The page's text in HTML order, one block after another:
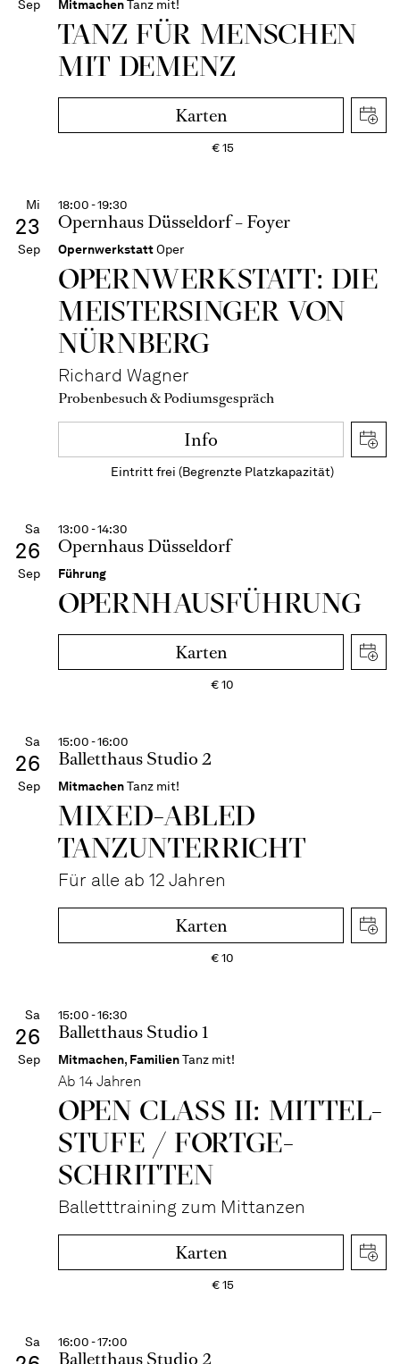
Sep MitmachenTanz mit!
TANZ FÜR MENSCHEN
MIT DEMENZ
Karten
€15
Mi
23
Sep
18:00 - 19:30
Opernhaus Düsseldorf – Foyer
OpernwerkstattOper
OPERN­WERKSTATT: DIE
MEISTER­SINGER VON
NÜRNBERG
Richard Wagner
Probenbesuch & Podiumsgespräch
Info
Eintritt frei (Begrenzte Platzkapazität)
Sa
26
Sep
13:00 - 14:30
Opernhaus Düsseldorf
Führung
OPERN­HAUS­FÜH­RUNG
Karten
€10
Sa
26
Sep
15:00 - 16:00
Balletthaus Studio 2
MitmachenTanz mit!
MIXED-­ABLED
TANZ­UNTER­RICHT
Für alle ab 12 Jahren
Karten
€10
Sa
26
Sep
15:00 - 16:30
Balletthaus Studio 1
Mitmachen, FamilienTanz mit!
Ab 14 Jahren
OPEN CLASS II: MITTEL­
STUFE / FORT­GE­
SCHRITTEN
Balletttraining zum Mittanzen
Karten
€15
Sa 16:00 - 17:00
Balletthaus Studio 2